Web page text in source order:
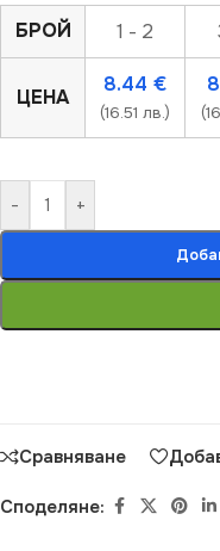
БРОЙ 1 - 2
ЦЕНА
8.44 €
(16.51 лв.)
- +
Сравняване
Споделяне: